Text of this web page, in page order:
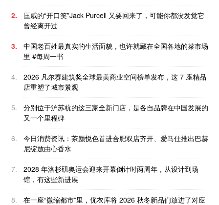
2.
匡威的“开口笑”Jack Purcell 又要回来了，可能你都没发觉它
曾经离开过
3.
中国老百姓最真实的生活面貌，也许就藏在全国各地的菜市场
里 #每周一书
4.
2026 凡尔赛建筑奖全球最美商业空间榜单发布，这 7 座精品
店重塑了城市景观
5.
分别位于沪苏杭的这三家全新门店，是各自品牌在中国发展的
又一个里程碑
6.
今日消费资讯：茶颜悦色首进合肥双店齐开、爱马仕推出巴赫
尼绽放由心香水
7.
2028 年洛杉矶奥运会迎来开幕倒计时两周年，从设计到场
馆，有这些新进展
8.
在一座“微缩都市”里，优衣库将 2026 秋冬新品们放进了对应